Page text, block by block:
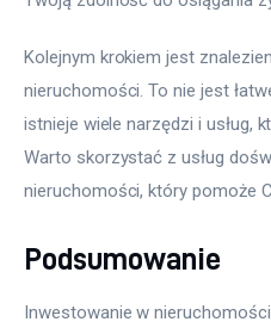
Kolejnym krokiem jest
nieruchomości. To nie jest
istnieje wiele narzędzi i usług,
Warto skorzystać z usług
nieruchomości, który pomoże
Podsumowanie
Inwestowanie w